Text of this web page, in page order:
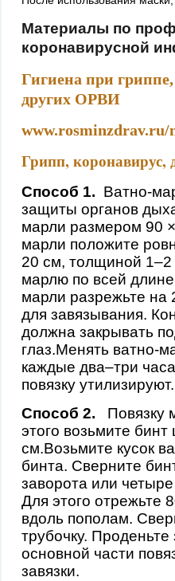
Материалы по
коронавирусной
Гигиена при
других ОРВИ
Грипп,
Способ 1. Ватно-
защиты органов
марли размером 90
марли положите
20 см, толщиной 1–2
марлю по всей
марли разрежьте на
для завязывания.
должна закрывать
глаз.Менять ватно-
каждые два–три
повязку утилизируют.
Способ 2. Повязку
этого возьмите
см.Возьмите кусок
бинта. Сверните
заворота или
Для этого отрежьте
вдоль пополам.
трубочку. Проденьте
основной части
завязки.